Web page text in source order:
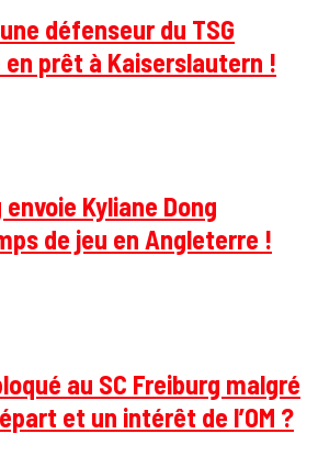
défenseur du TSG
prêt à Kaiserslautern !
Kyliane Dong
de jeu en Angleterre !
au SC Freiburg malgré
et un intérêt de l’OM ?